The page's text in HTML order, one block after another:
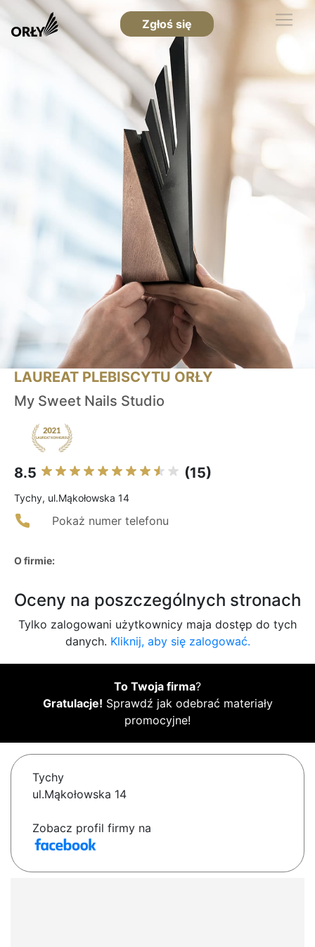
Zgłoś się
LAUREAT PLEBISCYTU ORŁY
My Sweet Nails Studio
8.5 (15)
Tychy, ul.Mąkołowska 14
Pokaż numer telefonu
O firmie:
Oceny na poszczególnych stronach
Tylko zalogowani użytkownicy maja dostęp do tych
danych. Kliknij, aby się zalogować.
To Twoja firma?
Gratulacje! Sprawdź jak odebrać materiały
promocyjne!
Tychy
ul.Mąkołowska 14
Zobacz profil firmy na